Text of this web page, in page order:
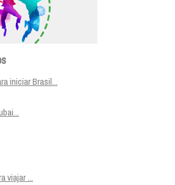
iniciar Brasil...
viajar ...